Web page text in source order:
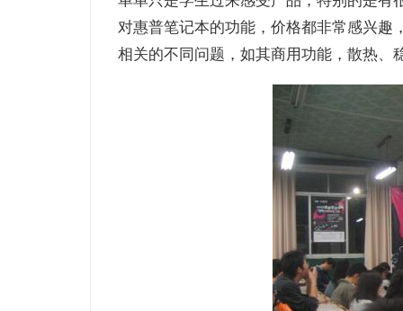
对惠普笔记本的功能，价格都非常感兴趣
相关的不同问题，如其商用功能，散热、